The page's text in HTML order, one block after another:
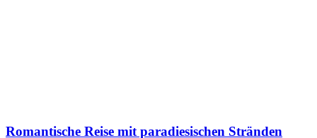
Romantische Reise mit paradiesischen Stränden